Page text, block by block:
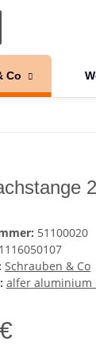
Co
51100020
Schrauben & Co
alfer aluminium